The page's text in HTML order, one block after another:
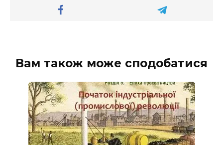
Вам також може сподобатися